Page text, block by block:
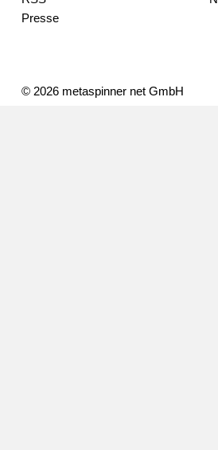
Presse
© 2026 metaspinner net GmbH